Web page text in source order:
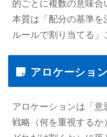
的ごとに複数の意味
本質は「配分の基準
ルールで割り当てる」
アロケーショ
アロケーションは「意
戦略（何を重視する